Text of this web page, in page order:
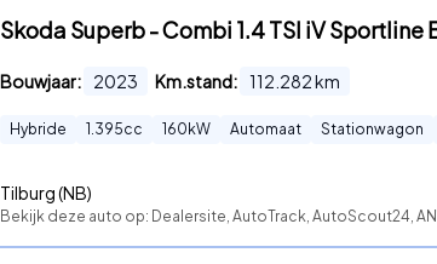
Skoda Superb - Combi 1.4 TSI iV Sportline
Bouwjaar: 2023 Km.stand: 112.282km
Hybride 1.395cc 160 kW Automaat Stationwagon
Tilburg (NB)
Bekijk deze auto op: Dealersite, AutoTrack, AutoScout24,